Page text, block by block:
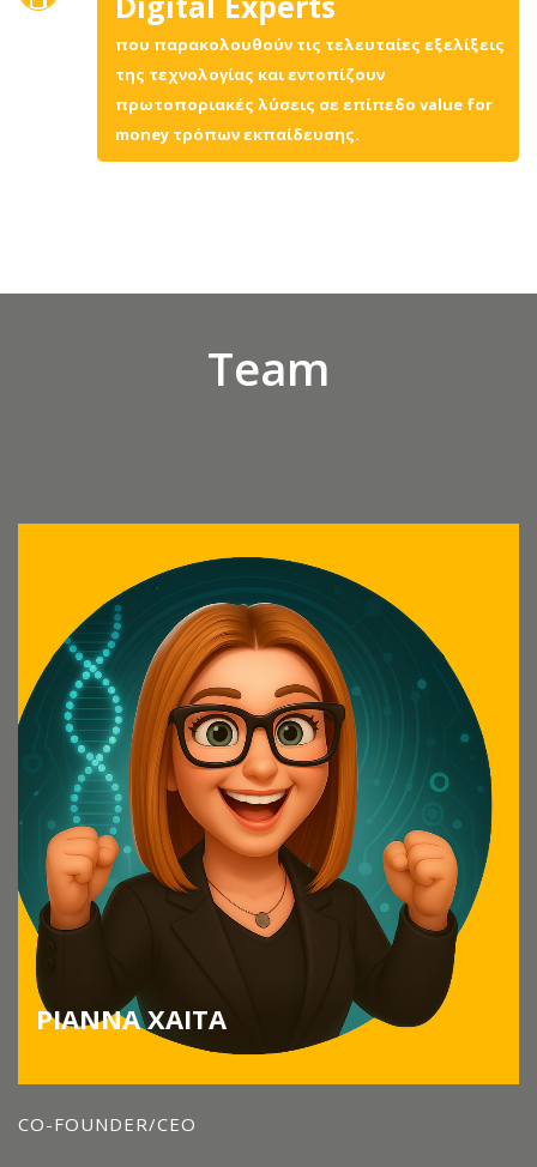
που παρακολουθούν τις τελευταίες εξελίξεις
της τεχνολογίας και εντοπίζουν
πρωτοποριακές λύσεις σε επίπεδο value for
money τρόπων εκπαίδευσης.
Team
ΡΙΑΝΝΑ ΧΑΙΤΑ
CO-FOUNDER/CEO